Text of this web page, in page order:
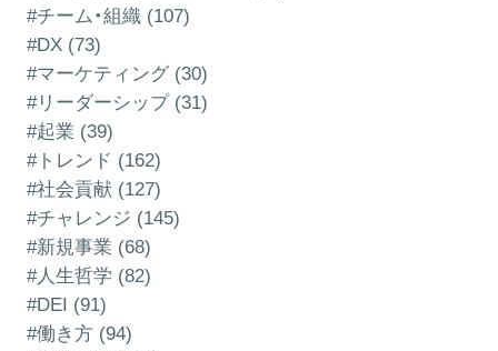
#チーム・組織 (107)
#DX (73)
#マーケティング (30)
#リーダーシップ (31)
#起業 (39)
#トレンド (162)
#社会貢献 (127)
#チャレンジ (145)
#新規事業 (68)
#人生哲学 (82)
#DEI (91)
#働き方 (94)